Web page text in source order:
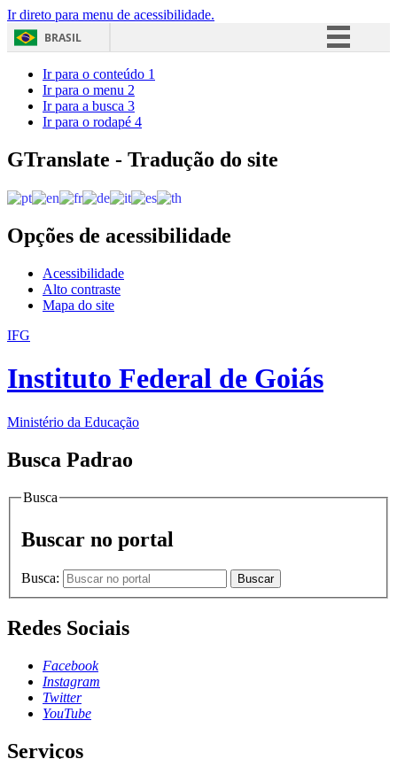
Ir direto para menu de acessibilidade.
BRASIL
Acesso à informação
Ir para o conteúdo 1
Ir para o menu 2
Ir para a busca 3
Ir para o rodapé 4
GTranslate - Tradução do site
Opções de acessibilidade
Acessibilidade
Alto contraste
Mapa do site
IFG
Instituto Federal de Goiás
Ministério da Educação
Busca Padrao
Busca
Buscar no portal
Busca: Buscar
Redes Sociais
Facebook
Instagram
Twitter
YouTube
Serviços